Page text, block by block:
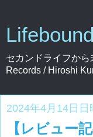
セカンドライフか
Records / Hiroshi
2024年4月14日日
【レビュー